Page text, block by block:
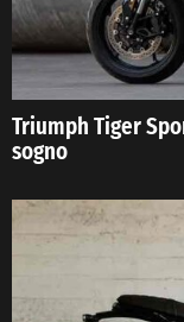
Triumph Tiger
sogno